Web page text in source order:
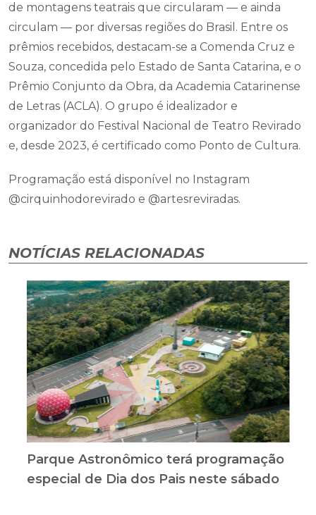
de montagens teatrais que circularam — e ainda
circulam — por diversas regiões do Brasil. Entre os
prêmios recebidos, destacam-se a Comenda Cruz e
Souza, concedida pelo Estado de Santa Catarina, e o
Prêmio Conjunto da Obra, da Academia Catarinense
de Letras (ACLA). O grupo é idealizador e
organizador do Festival Nacional de Teatro Revirado
e, desde 2023, é certificado como Ponto de Cultura.
Programação está disponível no Instagram
@cirquinhodorevirado e @artesreviradas.
NOTÍCIAS RELACIONADAS
Parque Astronômico terá programação
especial de Dia dos Pais neste sábado